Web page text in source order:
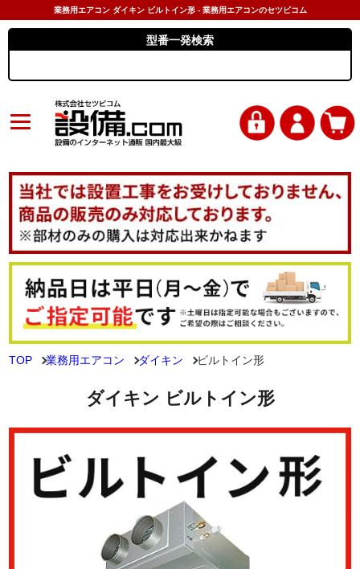
業務用エアコン ダイキン ビルトイン形 - 業務用エアコンのセツビコム
型番一発検索
TOP 業務用エアコン ダイキン ビルトイン形
ダイキン ビルトイン形